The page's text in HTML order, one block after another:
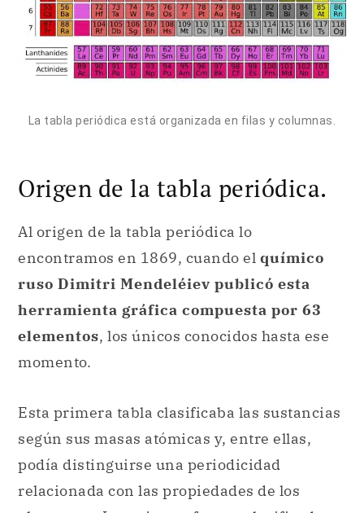
La tabla periódica está organizada en filas y columnas.
Origen de la tabla periódica.
ruso Dimitri Mendeléiev publicó esta
elementos, los únicos conocidos hasta ese
momento.
Esta primera tabla clasificaba las sustancias
según sus masas atómicas y, entre ellas,
podía distinguirse una periodicidad
elementos. Los mismos fueron clasificados
de modo vertical. Con el tiempo, el químico
representó los ingredientes pertenecientes
a la misma familia de modo horizontal.